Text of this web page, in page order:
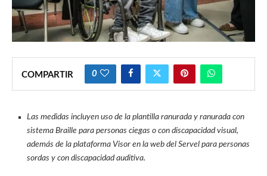
COMPARTIR 0
Las medidas incluyen uso de la plantilla ranurada y ranurada con
sistema Braille para personas ciegas o con discapacidad visual,
además de la plataforma Visor en la web del Servel para personas
sordas y con discapacidad auditiva.